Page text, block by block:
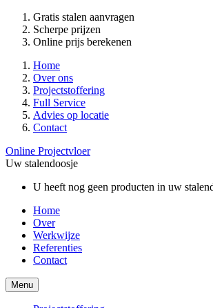
Gratis stalen aanvragen
Scherpe prijzen
Online prijs berekenen
Home
Over ons
Projectstoffering
Full Service
Advies op locatie
Contact
Online Projectvloer
Uw stalendoosje
U heeft nog geen producten in uw
Home
Over
Werkwijze
Referenties
Contact
Menu